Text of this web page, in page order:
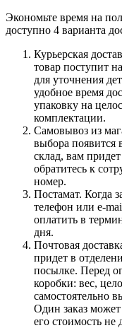
Экономьте время на
доступно 4 варианта
Курьерская
товар поступит
для уточнения
удобное время
упаковку на
комплектации.
Самовывоз из
выбора появится
склад, вам
обратитесь к
номер.
Постамат. Когда
телефон или e-
оплатить в
дня.
Почтовая
придет в
посылке. Перед
коробки: вес,
самостоятельно
Один заказ
его стоимость